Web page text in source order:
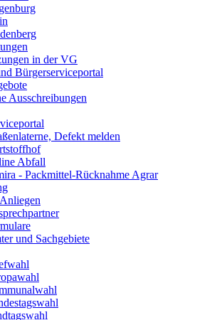
in der VG
Bürgerserviceportal
Ausschreibungen
Defekt melden
Abfall
- Packmittel-Rücknahme Agrar
und Sachgebiete